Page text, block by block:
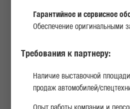
360°
Гарантийное и сервисное
Обеспечение оригинальными
Требования к партнеру:
Наличие выставочной
продаж автомобилей/
Опыт работы компании и